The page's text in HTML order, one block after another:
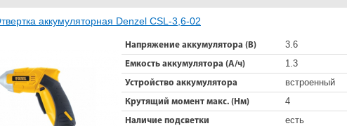
аккумуляторная Denzel CSL-3,6-02
Напряжение аккумулятора (В) 3.6
Емкость аккумулятора (А/ч) 1.3
Устройство аккумулятора встроенный
Крутящий момент макс. (Нм) 4
Наличие подсветки есть